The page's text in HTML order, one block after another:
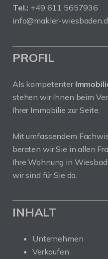
Tel.: +49 611 5657936
info@makler-
PROFIL
Als kompetenter
stehen wir Ihnen beim
Ihrer Immobilie zur Seite.
Mit umfassendem
beraten wir Sie in allen
Ihre Wohnung in
wir sind für Sie da.
INHALT
Unternehmen
Verkaufen